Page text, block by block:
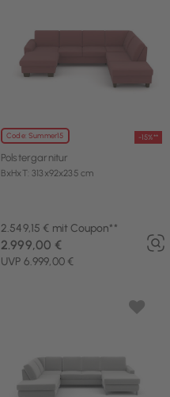
Code: Summer15 -15%**
Polstergarnitur
BxHxT: 313x92x235 cm
2.549,15 € mit Coupon**
UVP 6.999,00 €
2.999,00 €